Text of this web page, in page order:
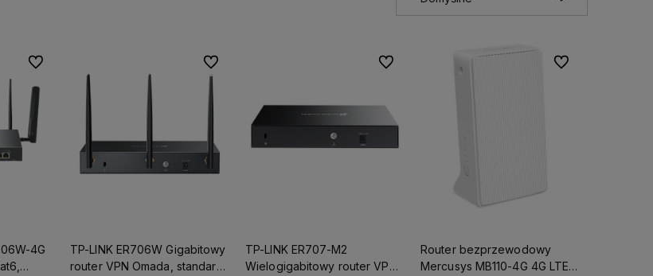
4G
Do ulubionych
TP-LINK ER706W Gigabitowy
router VPN Omada, standard
Do ulubionych
TP-LINK ER707-M2
Wielogigabitowy router VPN
Do ulubionych
Router bezprzewodowy
Mercusys MB110-4G 4G LTE,
Do ulubionych